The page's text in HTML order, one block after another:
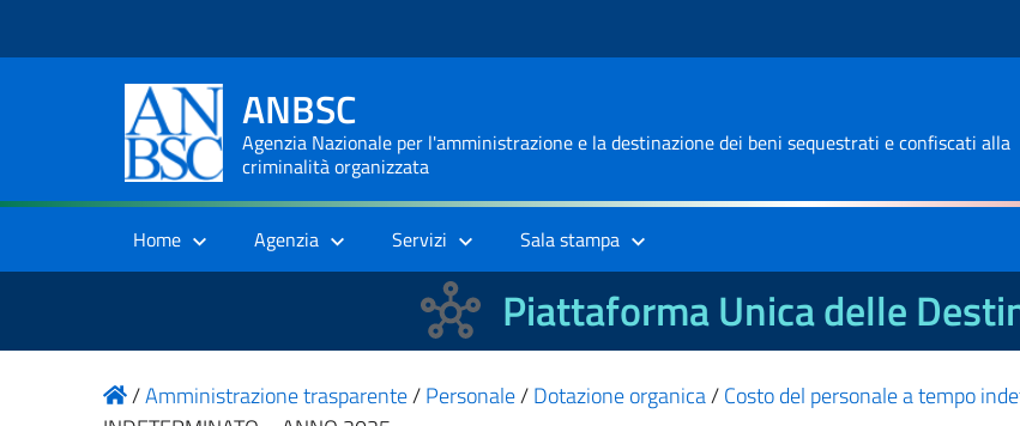
ANBSC
Agenzia Nazionale per l'amministrazione e la destinazione dei beni sequestrati e confiscati alla
criminalità organizzata
Home Agenzia Servizi Sala stampa
Piattaforma Unica delle
/Amministrazione trasparente/Personale/Dotazione organica/Costo del personale a tempo